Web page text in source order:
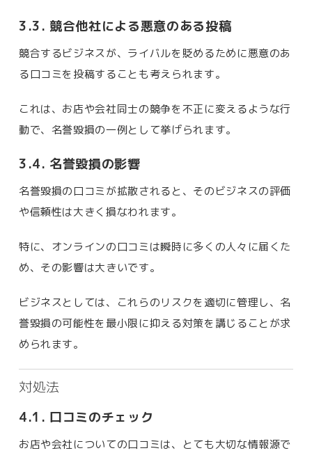
3.3. 競合他社による悪意のある投稿
競合するビジネスが、ライバルを貶めるために悪意のあ
る口コミを投稿することも考えられます。
これは、お店や会社同士の競争を不正に変えるような行
動で、名誉毀損の一例として挙げられます。
3.4. 名誉毀損の影響
名誉毀損の口コミが拡散されると、そのビジネスの評価
や信頼性は大きく損なわれます。
特に、オンラインの口コミは瞬時に多くの人々に届くた
め、その影響は大きいです。
ビジネスとしては、これらのリスクを適切に管理し、名
誉毀損の可能性を最小限に抑える対策を講じることが求
められます。
対処法
4.1. 口コミのチェック
お店や会社についての口コミは、とても大切な情報源で